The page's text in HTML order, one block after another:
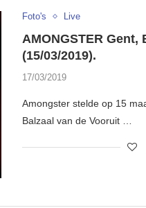
Foto's Live
AMONGSTER Gent,
(15/03/2019).
17/03/2019
Amongster stelde op 15
Balzaal van de Vooruit …